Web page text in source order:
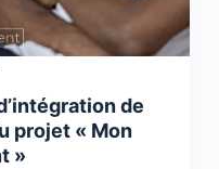
de
projet « Mon
»